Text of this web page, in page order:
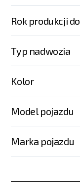
Rok produkcji do
Typ nadwozia
Kolor
Model pojazdu
Marka pojazdu